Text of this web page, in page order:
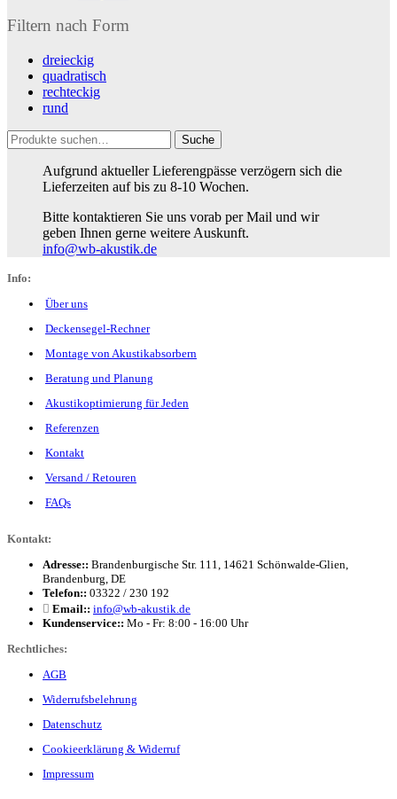
Filtern nach Form
dreieckig
quadratisch
rechteckig
rund
Suche
nach:
Suche
Aufgrund aktueller Lieferengpässe verzögern sich die
Lieferzeiten auf bis zu 8-10 Wochen.
Bitte kontaktieren Sie uns vorab per Mail und wir
geben Ihnen gerne weitere Auskunft.
info@wb-akustik.de
Info:
Über uns
Deckensegel-Rechner
Montage von Akustikabsorbern
Beratung und Planung
Akustikoptimierung für Jeden
Referenzen
Kontakt
Versand / Retouren
FAQs
Kontakt:
Adresse:: Brandenburgische Str. 111, 14621 Schönwalde-Glien,
Brandenburg, DE
Telefon:: 03322 / 230 192
Email:: info@wb-akustik.de
Kundenservice:: Mo - Fr: 8:00 - 16:00 Uhr
Rechtliches:
AGB
Widerrufsbelehrung
Datenschutz
Cookieerklärung & Widerruf
Impressum